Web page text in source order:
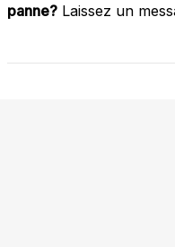
panne? Laissez un